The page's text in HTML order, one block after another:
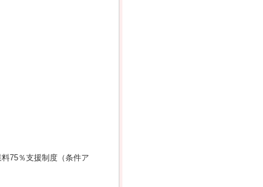
75％支援制度（条件ア